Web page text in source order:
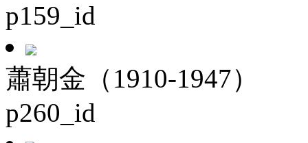
p159_id
蕭朝金（1910-1947）
p260_id